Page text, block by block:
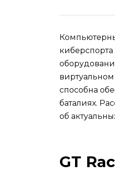
способна
баталиях.
об
GT